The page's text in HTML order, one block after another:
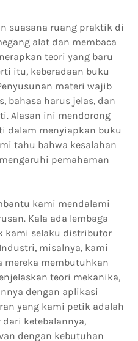
suasana ruang praktik di
alat dan membaca
teori yang baru
itu, keberadaan buku
materi wajib
bahasa harus jelas, dan
Alasan ini mendorong
dalam menyiapkan buku
tahu bahwa kesalahan
pemahaman
kami mendalami
Kala ada lembaga
kami selaku distributor
misalnya, kami
mereka membutuhkan
teori mekanika,
dengan aplikasi
yang kami petik adalah
ketebalannya,
dengan kebutuhan